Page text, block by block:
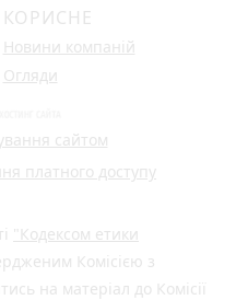
КОРИСНЕ
Новини компаній
Огляди
сайтом
платного доступу
"Кодексом етики
Комісією з
на матеріал до Комісії